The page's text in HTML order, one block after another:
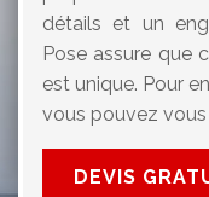
détails et un
Pose assure que
est unique. Pour
vous pouvez vous
DEVIS